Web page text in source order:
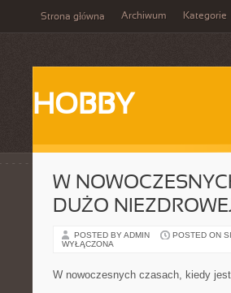
Strona główna Archiwum Kategorie
HOBBY
W
DUŻO
POSTED BY ADMIN POSTED ON
WYŁĄCZONA
W nowoczesnych czasach, kiedy